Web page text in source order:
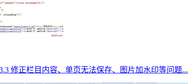
修正栏目内容、单页无法保存、图片加水印等问题...